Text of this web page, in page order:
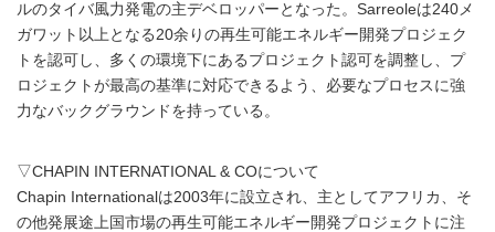
ルのタイバ風力発電の主デベロッパーとなった。Sarreoleは240メ
ガワット以上となる20余りの再生可能エネルギー開発プロジェク
トを認可し、多くの環境下にあるプロジェクト認可を調整し、プ
ロジェクトが最高の基準に対応できるよう、必要なプロセスに強
力なバックグラウンドを持っている。
▽CHAPIN INTERNATIONAL & COについて
Chapin Internationalは2003年に設立され、主としてアフリカ、そ
の他発展途上国市場の再生可能エネルギー開発プロジェクトに注